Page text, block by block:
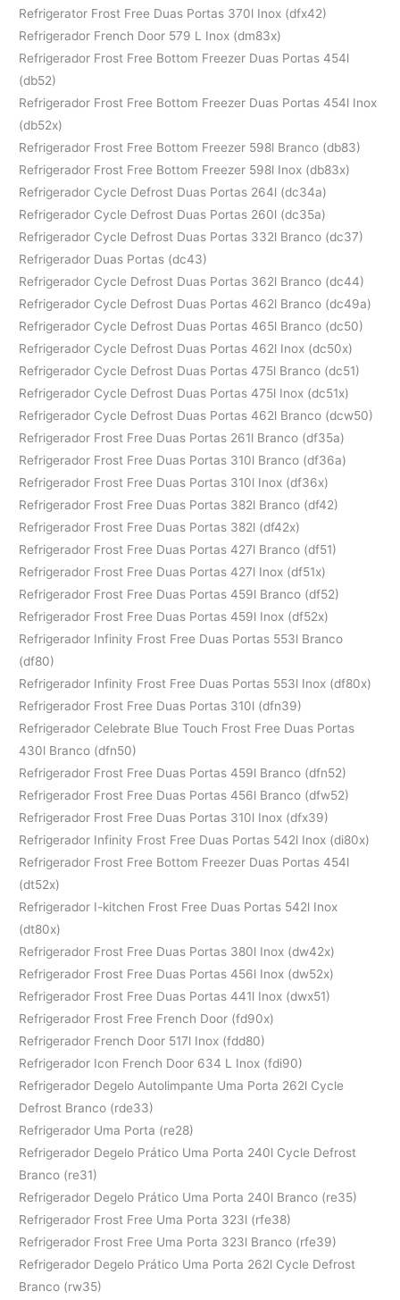
Refrigerator Frost Free Duas Portas 370l Inox (dfx42)
Refrigerador French Door 579 L Inox (dm83x)
Refrigerador Frost Free Bottom Freezer Duas Portas 454l
(db52)
Refrigerador Frost Free Bottom Freezer Duas Portas 454l Inox
(db52x)
Refrigerador Frost Free Bottom Freezer 598l Branco (db83)
Refrigerador Frost Free Bottom Freezer 598l Inox (db83x)
Refrigerador Cycle Defrost Duas Portas 264l (dc34a)
Refrigerador Cycle Defrost Duas Portas 260l (dc35a)
Refrigerador Cycle Defrost Duas Portas 332l Branco (dc37)
Refrigerador Duas Portas (dc43)
Refrigerador Cycle Defrost Duas Portas 362l Branco (dc44)
Refrigerador Cycle Defrost Duas Portas 462l Branco (dc49a)
Refrigerador Cycle Defrost Duas Portas 465l Branco (dc50)
Refrigerador Cycle Defrost Duas Portas 462l Inox (dc50x)
Refrigerador Cycle Defrost Duas Portas 475l Branco (dc51)
Refrigerador Cycle Defrost Duas Portas 475l Inox (dc51x)
Refrigerador Cycle Defrost Duas Portas 462l Branco (dcw50)
Refrigerador Frost Free Duas Portas 261l Branco (df35a)
Refrigerador Frost Free Duas Portas 310l Branco (df36a)
Refrigerador Frost Free Duas Portas 310l Inox (df36x)
Refrigerador Frost Free Duas Portas 382l Branco (df42)
Refrigerador Frost Free Duas Portas 382l (df42x)
Refrigerador Frost Free Duas Portas 427l Branco (df51)
Refrigerador Frost Free Duas Portas 427l Inox (df51x)
Refrigerador Frost Free Duas Portas 459l Branco (df52)
Refrigerador Frost Free Duas Portas 459l Inox (df52x)
Refrigerador Infinity Frost Free Duas Portas 553l Branco
(df80)
Refrigerador Infinity Frost Free Duas Portas 553l Inox (df80x)
Refrigerador Frost Free Duas Portas 310l (dfn39)
Refrigerador Celebrate Blue Touch Frost Free Duas Portas
430l Branco (dfn50)
Refrigerador Frost Free Duas Portas 459l Branco (dfn52)
Refrigerador Frost Free Duas Portas 456l Branco (dfw52)
Refrigerador Frost Free Duas Portas 310l Inox (dfx39)
Refrigerador Infinity Frost Free Duas Portas 542l Inox (di80x)
Refrigerador Frost Free Bottom Freezer Duas Portas 454l
(dt52x)
Refrigerador I-kitchen Frost Free Duas Portas 542l Inox
(dt80x)
Refrigerador Frost Free Duas Portas 380l Inox (dw42x)
Refrigerador Frost Free Duas Portas 456l Inox (dw52x)
Refrigerador Frost Free Duas Portas 441l Inox (dwx51)
Refrigerador Frost Free French Door (fd90x)
Refrigerador French Door 517l Inox (fdd80)
Refrigerador Icon French Door 634 L Inox (fdi90)
Refrigerador Degelo Autolimpante Uma Porta 262l Cycle
Defrost Branco (rde33)
Refrigerador Uma Porta (re28)
Refrigerador Degelo Prático Uma Porta 240l Cycle Defrost
Branco (re31)
Refrigerador Degelo Prático Uma Porta 240l Branco (re35)
Refrigerador Frost Free Uma Porta 323l (rfe38)
Refrigerador Frost Free Uma Porta 323l Branco (rfe39)
Refrigerador Degelo Prático Uma Porta 262l Cycle Defrost
Branco (rw35)